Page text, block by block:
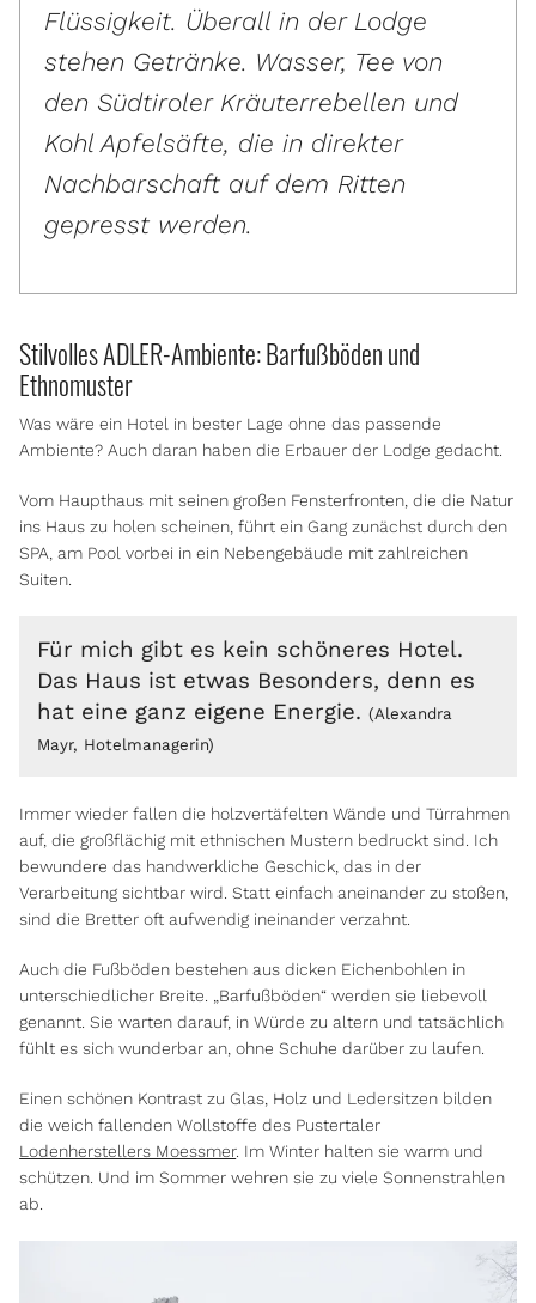
Flüssigkeit. Überall in der Lodge
stehen Getränke. Wasser, Tee von
den Südtiroler Kräuterrebellen und
Kohl Apfelsäfte, die in direkter
Nachbarschaft auf dem Ritten
gepresst werden.
Stilvolles ADLER-Ambiente: Barfußböden und
Ethnomuster
Was wäre ein Hotel in bester Lage ohne das passende
Ambiente? Auch daran haben die Erbauer der Lodge gedacht.
Vom Haupthaus mit seinen großen Fensterfronten, die die Natur
ins Haus zu holen scheinen, führt ein Gang zunächst durch den
SPA, am Pool vorbei in ein Nebengebäude mit zahlreichen
Suiten.
Für mich gibt es kein schöneres Hotel.
Das Haus ist etwas Besonders, denn es
hat eine ganz eigene Energie.(Alexandra
Mayr, Hotelmanagerin)
Immer wieder fallen die holzvertäfelten Wände und Türrahmen
auf, die großflächig mit ethnischen Mustern bedruckt sind. Ich
bewundere das handwerkliche Geschick, das in der
Verarbeitung sichtbar wird. Statt einfach aneinander zu stoßen,
sind die Bretter oft aufwendig ineinander verzahnt.
Auch die Fußböden bestehen aus dicken Eichenbohlen in
unterschiedlicher Breite. „Barfußböden“ werden sie liebevoll
genannt. Sie warten darauf, in Würde zu altern und tatsächlich
fühlt es sich wunderbar an, ohne Schuhe darüber zu laufen.
Einen schönen Kontrast zu Glas, Holz und Ledersitzen bilden
die weich fallenden Wollstoffe des Pustertaler
Lodenherstellers Moessmer. Im Winter halten sie warm und
schützen. Und im Sommer wehren sie zu viele Sonnenstrahlen
ab.